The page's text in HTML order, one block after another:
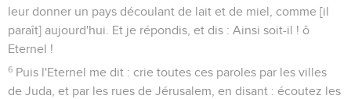
leur donner un pays découlant de lait et de miel, comme [il
paraît] aujourd'hui. Et je répondis, et dis : Ainsi soit-il ! ô
Eternel !
6 Puis l'Eternel me dit : crie toutes ces paroles par les villes
de Juda, et par les rues de Jérusalem, en disant : écoutez les